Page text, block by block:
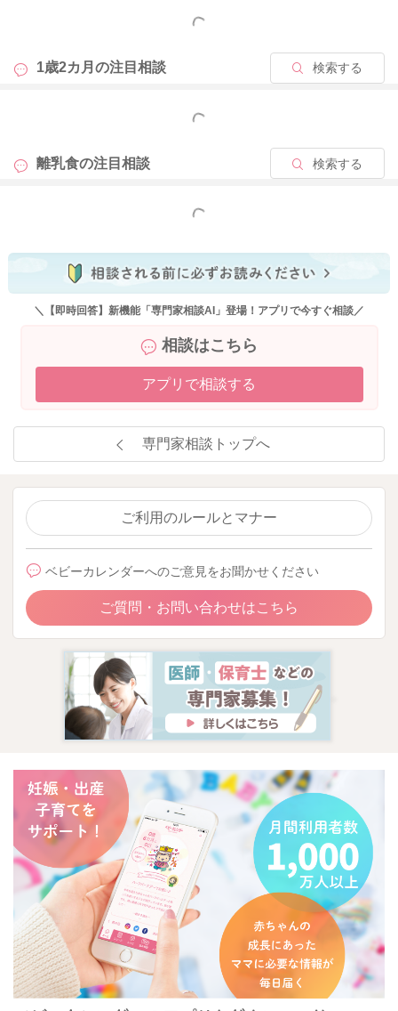
もっと見る
1歳2カ月の注目相談 検索する
もっと見る
離乳食の注目相談 検索する
もっと見る
＼【即時回答】新機能「専門家相談AI」登場！アプリで今すぐ相談／
相談はこちら
アプリで相談する
専門家相談トップへ
ご利用のルールとマナー
ベビーカレンダーへのご意見をお聞かせください
ご質問・お問い合わせはこちら